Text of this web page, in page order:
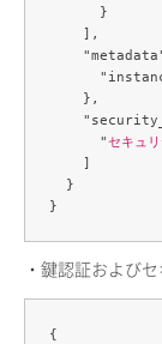
      }
    ],
    },
      "
セキュ
    ]
  }
・鍵認証および
{